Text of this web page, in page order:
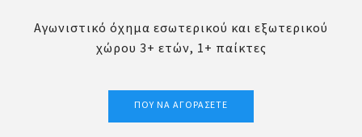
Αγωνιστικό όχημα εσωτερικού και εξωτερικού
χώρου 3+ ετών, 1+ παίκτες
ΠΟΎ ΝΑ ΑΓΟΡΆΣΕΤΕ